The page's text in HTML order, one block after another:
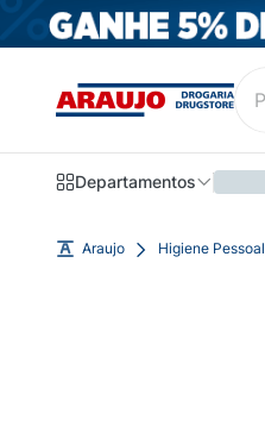
Departamentos
Araujo Higiene Pessoal